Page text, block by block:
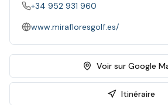
+34 952 931 960
www.mirafloresgolf.es/
Voir sur Google
Itinéraire